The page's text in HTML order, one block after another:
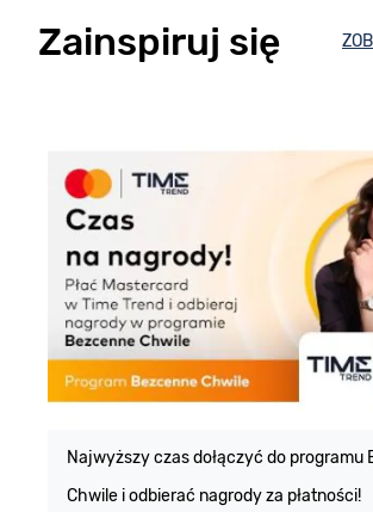
Zainspiruj się
Najwyższy czas dołączyć do programu
Chwile i odbierać nagrody za płatności!